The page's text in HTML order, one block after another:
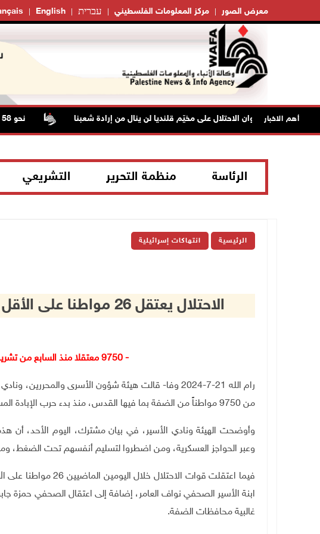
English עברית مركز المعلومات الفلسطيني معرض الصور
أهم الاخبار
"فتح": عدوان الاحتلال على مخيّم قلنديا لن ينال من إرادة شعبنا نحو 58 ألف إصابة بجدري الماء في قطاع غزة منذ بداية العام
الرئاسة منظمة التحرير التشريعي
الرئيسية انتهاكات إسرائيلية
الاحتلال يعتقل 26 مواطنا على الأقل خلال اليومين الماضيين
- 9750 معتقلا منذ السابع من تشرين الأول 2023
رام الله 21-7-2024 وفا- قالت هيئة شؤون الأسرى
من 9750 مواطناً من الضفة بما فيها القدس، منذ بدء حرب الإبادة المستمرة والعدوان الشامل على أبناء شعبنا
وأوضحت الهيئة ونادي الأسير، في بيان مشترك، اليوم الأحد، أن
وعبر الحواجز العسكرية، ومن اضطروا لتسليم أنفسهم تحت الضغط،
فيما اعتقلت قوات
ابنة الأسير الصحفي نواف العامر، إضافة إلى اعتقال الصحفي حمزة
غالبية محافظات الضفة.